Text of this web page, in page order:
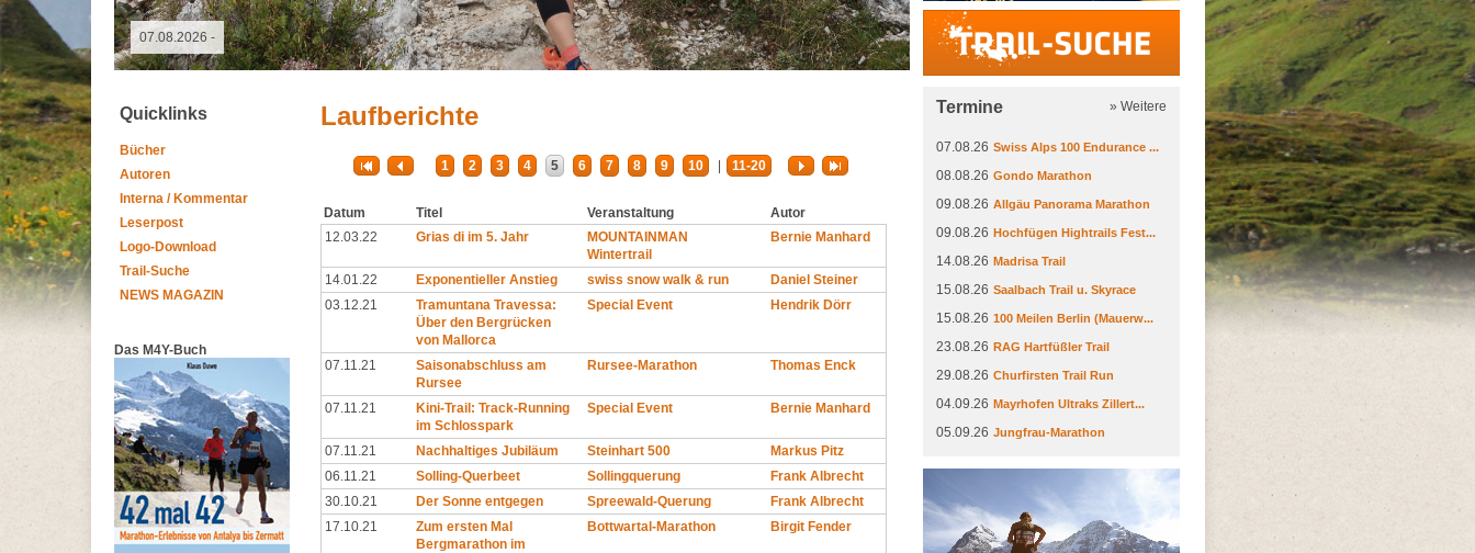
09.05.2026 - GutsMuths-Rennsteiglauf
Trail-Suche
Quicklinks
Bücher
Autoren
Interna / Kommentar
Leserpost
Logo-Download
Trail-Suche
NEWS MAGAZIN
Das M4Y-Buch
Laufberichte
1 2 3 4 5 6 7 8 9 10 11-20
Datum Titel Veranstaltung
Autor
12.03.22
Grias di im 5. Jahr
MOUNTAINMAN
Wintertrail
Bernie Manhard
14.01.22 Exponentieller Anstieg swiss snow walk & run
Daniel Steiner
03.12.21
Tramuntana Travessa:
Über den Bergrücken
von Mallorca
Special Event Hendrik Dörr
07.11.21
Saisonabschluss am
Rursee
Rursee-Marathon Thomas Enck
07.11.21
Kini-Trail: Track-Running
im Schlosspark
Special Event Bernie Manhard
07.11.21 Nachhaltiges Jubiläum Steinhart 500
Markus Pitz
06.11.21
Solling-Querbeet Sollingquerung
Frank Albrecht
30.10.21
Der Sonne entgegen Spreewald-Querung
Frank Albrecht
17.10.21
Zum ersten Mal
Bergmarathon im
Bottwartal-Marathon Birgit Fender
Termine » Weitere
07.08.26 Swiss Alps 100 Endurance ...
08.08.26 Gondo Marathon
09.08.26 Allgäu Panorama Marathon
09.08.26 Hochfügen Hightrails Fest...
14.08.26 Madrisa Trail
15.08.26 Saalbach Trail u. Skyrace
15.08.26 100 Meilen Berlin (Mauerw...
23.08.26 RAG Hartfüßler Trail
29.08.26 Churfirsten Trail Run
04.09.26 Mayrhofen Ultraks Zillert...
05.09.26 Jungfrau-Marathon